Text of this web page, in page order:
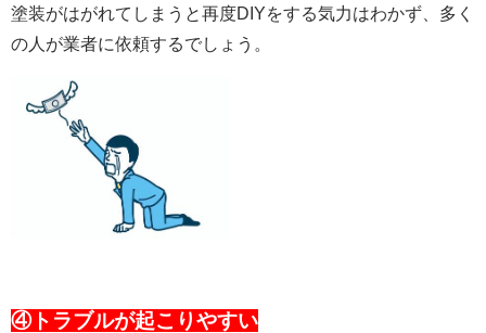
塗装がはがれてしまうと再度DIYをする気力はわかず、多く
の人が業者に依頼するでしょう。
④トラブルが起こりやすい